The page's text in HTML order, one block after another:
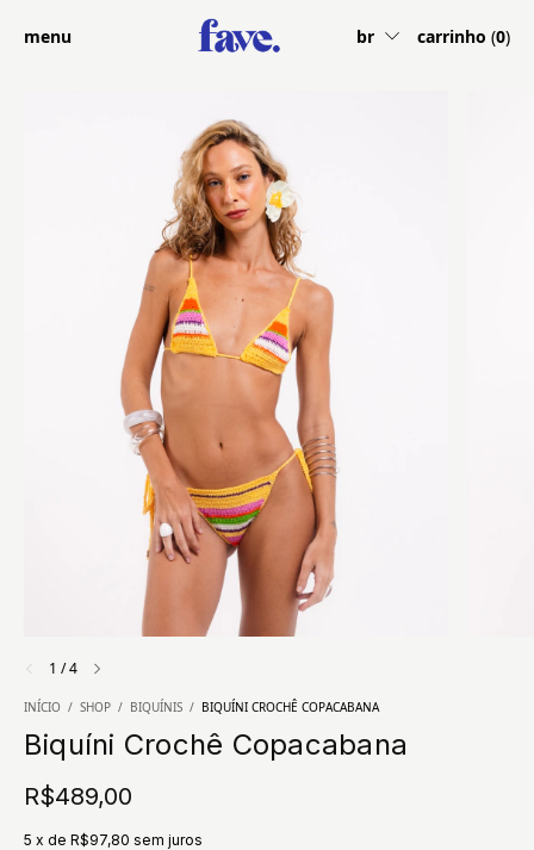
menu br carrinho (0)
1 /4
INÍCIO / SHOP / BIQUÍNIS / BIQUÍNI CROCHÊ COPACABANA
Biquíni Crochê Copacabana
R$489,00
5 x de R$97,80 sem juros